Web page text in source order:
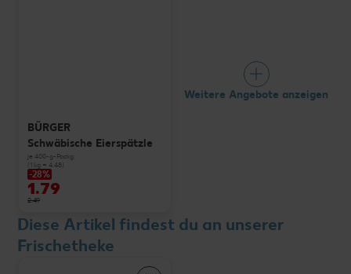
BÜRGER
Schwäbische Eierspätzle
je 400-g-Packg.
(1 kg = 4.48)
-28%
1.79
2.49
Weitere Angebote anzeigen
Diese Artikel findest du an unserer
Frischetheke